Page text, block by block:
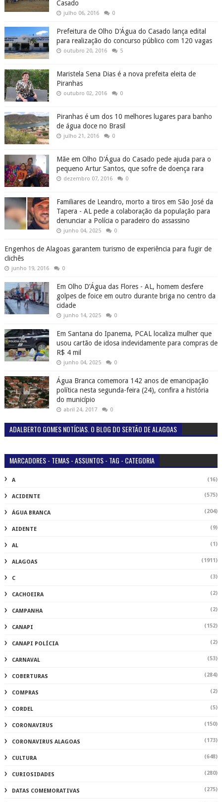
Casado
julho 06, 2016 0
Prefeitura de Olho D'Água do Casado lança edital
para realização do concurso público com 120 vagas
outubro 20, 2016 5
Maristela Sena Dias é a nova prefeita eleita de
Piranhas
outubro 02, 2016 0
Piranhas é um dos 10 melhores lugares para banho
de água doce no Brasil
julho 21, 2016 0
Mãe em Olho D'Água do Casado pede ajuda para o
pequeno Artur Santos, que sofre de doença rara
dezembro 07, 2016 0
Familiares de Leandro, morto a tiros em São José da
Tapera - AL pede a colaboração da população para
denunciar a Polícia o paradeiro do assassino
junho 04, 2025 0
Engenhos de Alagoas garantem turismo de experiência para fugir de
clichês
junho 19, 2016 0
Em Olho D’Água das Flores - AL, homem desfere
golpes de foice em outro durante briga no centro da
cidade
junho 14, 2025 0
Em Santana do Ipanema, PCAL localiza mulher que
usou cartão de idosa indevidamente para compras de
R$ 4 mil
junho 04, 2025 0
Água Branca comemora 142 anos de emancipação
política nesta segunda-feira (24), confira a história
do município
abril 24, 2017 0
ADALBERTO GOMES NOTÍCIAS. O BLOG DO SERTÃO DE ALAGOAS
MARCADORES - TEMAS - ASSUNTOS - TAG - CATEGORIA
A (16)
ACIDENTE (575)
ÁGUA BRANCA (204)
AIDENTE (9)
AL (1)
ALAGOAS (1911)
C (3)
CACHOEIRA (2)
CAMPANHA (2)
CANAPI (152)
CANAPI POLÍCIA (2)
CARNAVAL (53)
COBERTURAS (284)
COMPRAS (2)
CORDEL (5)
CORONAVIRUS (150)
CORONAVIRUS ALAGOAS (173)
CULTURA (648)
CURIOSIDADES (280)
DATAS COMEMORATIVAS (275)